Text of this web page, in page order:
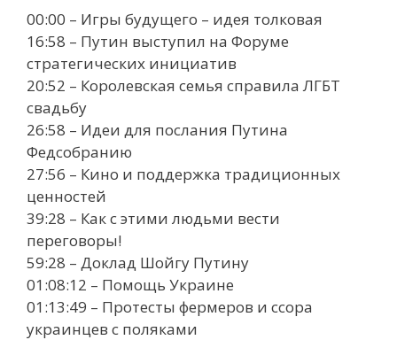
00:00 – Игры будущего – идея толковая
16:58 – Путин выступил на Форуме
стратегических инициатив
20:52 – Королевская семья справила ЛГБТ
свадьбу
26:58 – Идеи для послания Путина
Федсобранию
27:56 – Кино и поддержка традиционных
ценностей
39:28 – Как с этими людьми вести
переговоры!
59:28 – Доклад Шойгу Путину
01:08:12 – Помощь Украине
01:13:49 – Протесты фермеров и ссора
украинцев с поляками